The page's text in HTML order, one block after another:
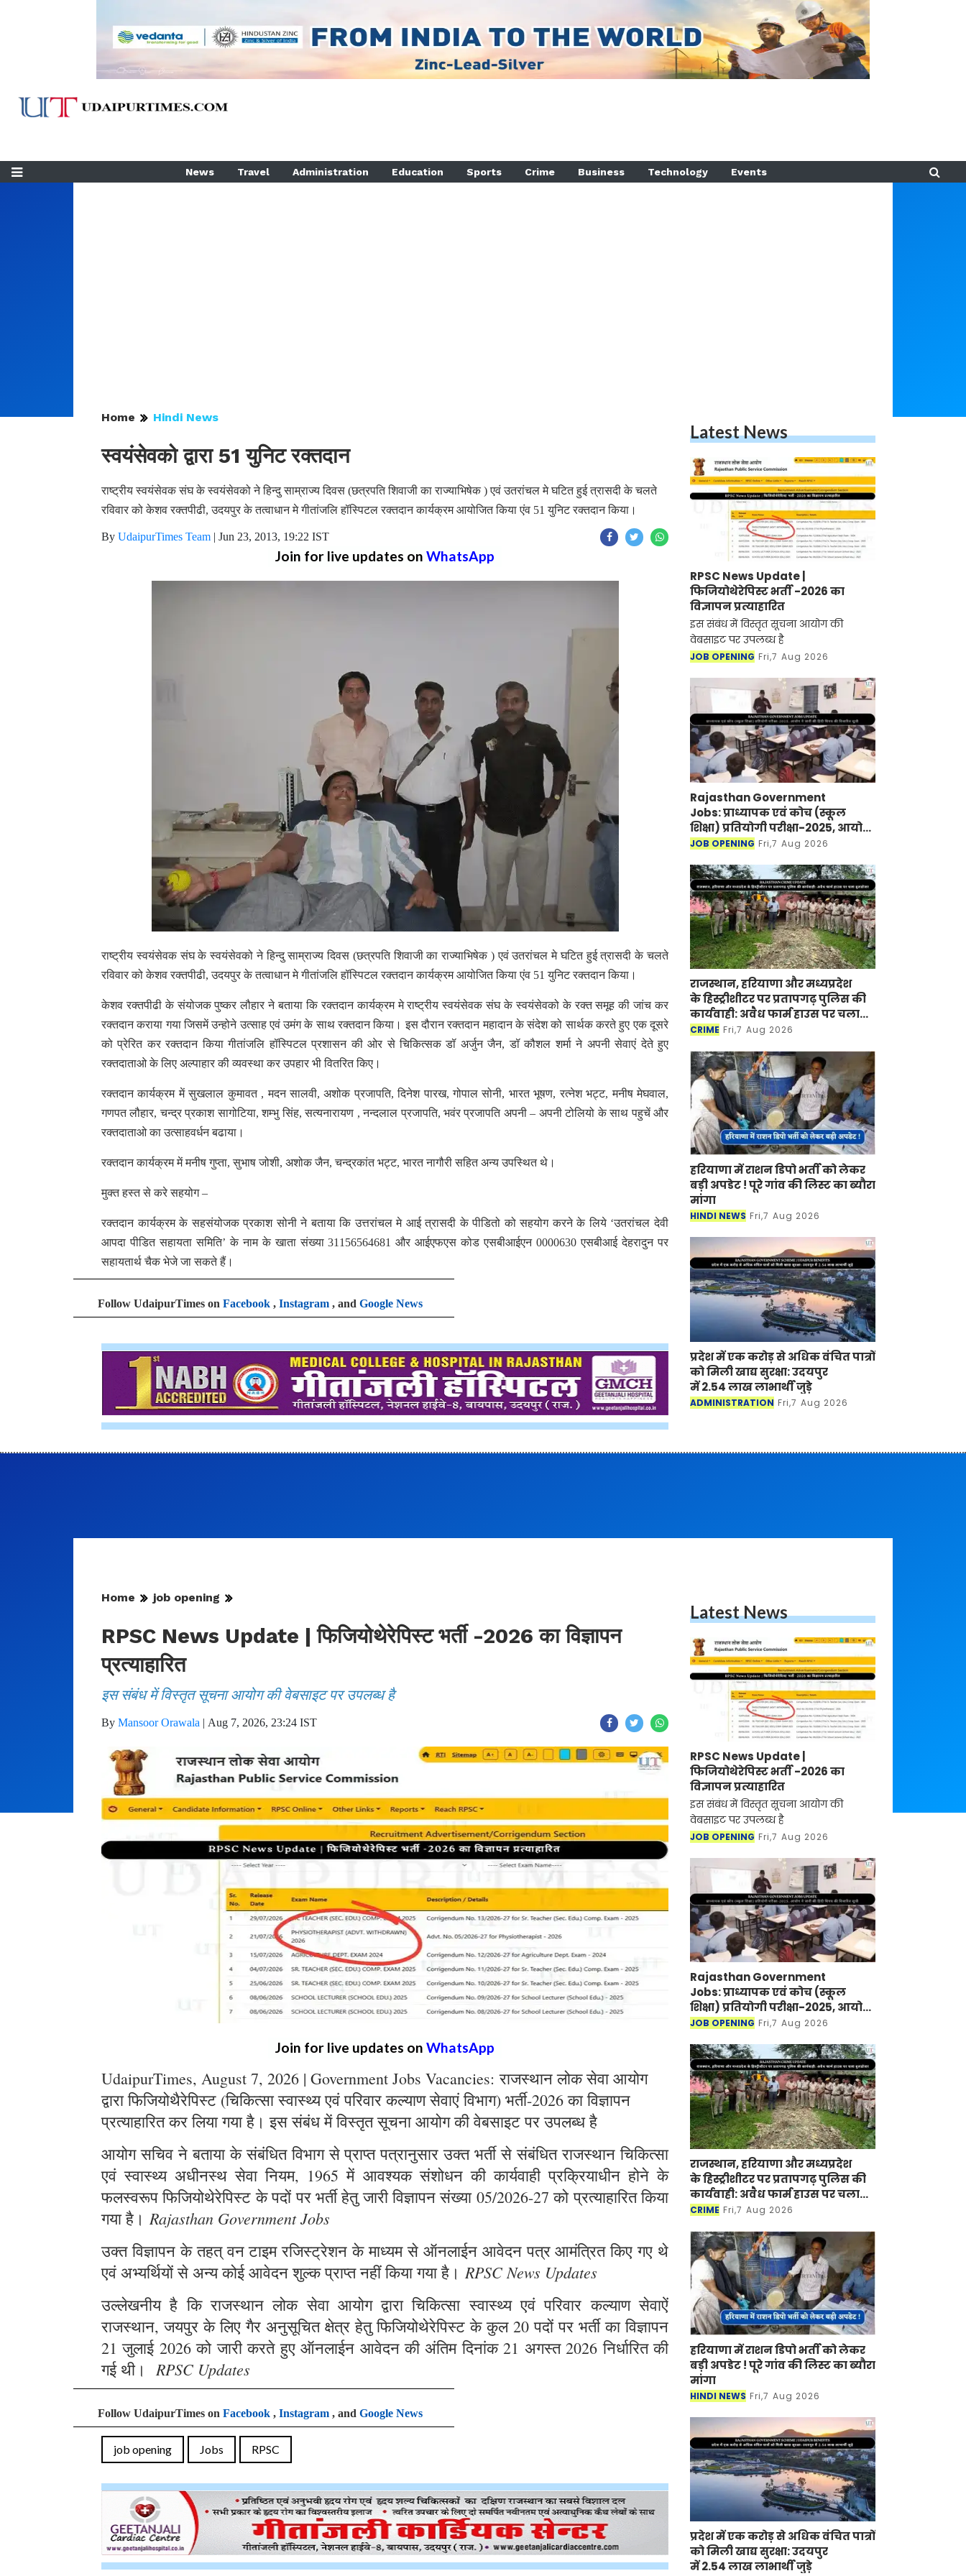
News Travel Administration Education Sports Crime Business Technology Events
Home Hindi News
स्वयंसेवको द्वारा 51 युनिट रक्तदान
राष्ट्रीय स्वयंसेवक संघ के स्वयंसेवको ने हिन्दु साम्राज्य दिवस (छत्रपति शिवाजी का राज्याभिषेक ) एवं उतरांचल मे घटित हुई त्रासदी के चलते
रविवार को केशव रक्तपीढी, उदयपुर के तत्वाधान मे गीतांजलि हॉस्पिटल रक्तदान कार्यक्रम आयोजित किया एंव 51 युनिट रक्तदान किया।
By UdaipurTimes Team | Jun 23, 2013, 19:22 IST
Join for live updates on WhatsApp
राष्ट्रीय स्वयंसेवक संघ के स्वयंसेवको ने हिन्दु साम्राज्य दिवस (छत्रपति शिवाजी का राज्याभिषेक ) एवं उतरांचल मे घटित हुई त्रासदी के चलते
रविवार को केशव रक्तपीढी, उदयपुर के तत्वाधान मे गीतांजलि हॉस्पिटल रक्तदान कार्यक्रम आयोजित किया एंव 51 युनिट रक्तदान किया।
केशव रक्तपीढी के संयोजक पुष्कर लौहार ने बताया कि रक्तदान कार्यक्रम मे राष्ट्रीय स्वयंसेवक संघ के स्वयंसेवको के रक्त समूह की जांच कर
रक्तदान कराया गया जिसमें उन्होने उत्साह एवं उमंग के साथ रक्तदान किया। इस दौरान रक्तदान महादान के संदेश को सार्थक करते हुए एक दूसरे
को प्रेरित कर रक्तदान किया गीतांजलि हॉस्पिटल प्रशासन की ओर से चिकित्सक डॉ अर्जुन जैन, डॉ कौशल शर्मा ने अपनी सेवाएं देते हुए
रक्तदाताओ के लिए अल्पाहार की व्यवस्था कर उपहार भी वितरित किए।
रक्तदान कार्यक्रम में सुखलाल कुमावत , मदन सालवी, अशोक प्रजापति, दिनेश पारख, गोपाल सोनी, भारत भूषण, रत्नेश भट्ट, मनीष मेघवाल,
गणपत लौहार, चन्द्र प्रकाश सागोटिया, शम्भु सिंह, सत्यनारायण , नन्दलाल प्रजापति, भवंर प्रजापति अपनी – अपनी टोलियो के साथ पहुचें और
रक्तदाताओ का उत्साहवर्धन बढाया।
रक्तदान कार्यक्रम में मनीष गुप्ता, सुभाष जोशी, अशोक जैन, चन्द्रकांत भट्ट, भारत नागौरी सहित अन्य उपस्थित थे।
मुक्त हस्त से करे सहयोग –
रक्तदान कार्यक्रम के सहसंयोजक प्रकाश सोनी ने बताया कि उत्तरांचल मे आई त्रासदी के पीडितो को सहयोग करने के लिये ‘उतरांचल देवी
आपदा पीडित सहायता समिति’ के नाम के खाता संख्या 31156564681 और आईएफएस कोड एसबीआईएन 0000630 एसबीआई देहरादुन पर
सहायतार्थ चैक भेजे जा सकते हैं।
Follow UdaipurTimes on Facebook , Instagram , and Google News
Latest News
RPSC News Update |
फिजियोथेरेपिस्ट भर्ती -2026 का
विज्ञापन प्रत्याहारित
इस संबंध में विस्तृत सूचना आयोग की
वेबसाइट पर उपलब्ध है
JOB OPENING Fri,7 Aug 2026
Rajasthan Government
Jobs: प्राध्यापक एवं कोच (स्कूल
शिक्षा) प्रतियोगी परीक्षा-2025, आयोग
ने जारी की हिंदी विषय की विचारित
JOB OPENING Fri,7 Aug 2026
राजस्थान, हरियाणा और मध्यप्रदेश
के हिस्ट्रीशीटर पर प्रतापगढ़ पुलिस की
कार्यवाही: अवैध फार्म हाउस पर चला
बुलडोजर
CRIME Fri,7 Aug 2026
हरियाणा में राशन डिपो भर्ती को लेकर
बड़ी अपडेट ! पूरे गांव की लिस्ट का ब्यौरा
मांगा
HINDI NEWS Fri,7 Aug 2026
प्रदेश में एक करोड़ से अधिक वंचित पात्रों
को मिली खाद्य सुरक्षा: उदयपुर
में 2.54 लाख लाभार्थी जुड़े
ADMINISTRATION Fri,7 Aug 2026
Home job opening
RPSC News Update | फिजियोथेरेपिस्ट भर्ती -2026 का विज्ञापन
प्रत्याहारित
इस संबंध में विस्तृत सूचना आयोग की वेबसाइट पर उपलब्ध है
By Mansoor Orawala | Aug 7, 2026, 23:24 IST
Join for live updates on WhatsApp
UdaipurTimes, August 7, 2026 | Government Jobs Vacancies: राजस्थान लोक सेवा आयोग
द्वारा फिजियोथैरेपिस्ट (चिकित्सा स्वास्थ्य एवं परिवार कल्याण सेवाएं विभाग) भर्ती-2026 का विज्ञापन
प्रत्याहारित कर लिया गया है। इस संबंध में विस्तृत सूचना आयोग की वेबसाइट पर उपलब्ध है
आयोग सचिव ने बताया के संबंधित विभाग से प्राप्त पत्रानुसार उक्त भर्ती से संबंधित राजस्थान चिकित्सा
एवं स्वास्थ्य अधीनस्थ सेवा नियम, 1965 में आवश्यक संशोधन की कार्यवाही प्रक्रियाधीन होने के
फलस्वरूप फिजियोथेरेपिस्ट के पदों पर भर्ती हेतु जारी विज्ञापन संख्या 05/2026-27 को प्रत्याहारित किया
गया है। Rajasthan Government Jobs
उक्त विज्ञापन के तहत् वन टाइम रजिस्ट्रेशन के माध्यम से ऑनलाईन आवेदन पत्र आमंत्रित किए गए थे
एवं अभ्यर्थियों से अन्य कोई आवेदन शुल्क प्राप्त नहीं किया गया है। RPSC News Updates
उल्लेखनीय है कि राजस्थान लोक सेवा आयोग द्वारा चिकित्सा स्वास्थ्य एवं परिवार कल्याण सेवाऐं
राजस्थान, जयपुर के लिए गैर अनुसूचित क्षेत्र हेतु फिजियोथेरेपिस्ट के कुल 20 पदों पर भर्ती का विज्ञापन
21 जुलाई 2026 को जारी करते हुए ऑनलाईन आवेदन की अंतिम दिनांक 21 अगस्त 2026 निर्धारित की
गई थी। RPSC Updates
Follow UdaipurTimes on Facebook , Instagram , and Google News
job opening Jobs RPSC
Latest News
RPSC News Update |
फिजियोथेरेपिस्ट भर्ती -2026 का
विज्ञापन प्रत्याहारित
इस संबंध में विस्तृत सूचना आयोग की
वेबसाइट पर उपलब्ध है
JOB OPENING Fri,7 Aug 2026
Rajasthan Government
Jobs: प्राध्यापक एवं कोच (स्कूल
शिक्षा) प्रतियोगी परीक्षा-2025, आयोग
ने जारी की हिंदी विषय की विचारित
JOB OPENING Fri,7 Aug 2026
राजस्थान, हरियाणा और मध्यप्रदेश
के हिस्ट्रीशीटर पर प्रतापगढ़ पुलिस की
कार्यवाही: अवैध फार्म हाउस पर चला
बुलडोजर
CRIME Fri,7 Aug 2026
हरियाणा में राशन डिपो भर्ती को लेकर
बड़ी अपडेट ! पूरे गांव की लिस्ट का ब्यौरा
मांगा
HINDI NEWS Fri,7 Aug 2026
प्रदेश में एक करोड़ से अधिक वंचित पात्रों
को मिली खाद्य सुरक्षा: उदयपुर
में 2.54 लाख लाभार्थी जुड़े